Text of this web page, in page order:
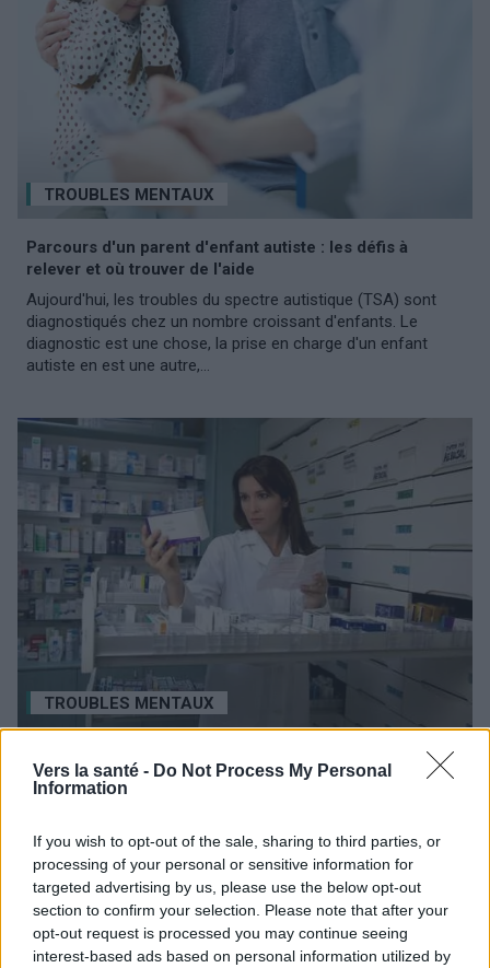
Vers la santé - Do Not Process My Personal
Information
If you wish to opt-out of the sale, sharing to third parties, or
processing of your personal or sensitive information for
targeted advertising by us, please use the below opt-out
section to confirm your selection. Please note that after your
opt-out request is processed you may continue seeing
interest-based ads based on personal information utilized by
TROUBLES MENTAUX
Parcours d'un parent d'enfant autiste : les défis à
relever et où trouver de l'aide
Aujourd'hui, les troubles du spectre autistique (TSA) sont
diagnostiqués chez un nombre croissant d'enfants. Le
diagnostic est une chose, la prise en charge d'un enfant
autiste en est une autre,...
TROUBLES MENTAUX
dépendance ? Les 5 plus grands mythes !
troubles mentaux frappent souvent l'imagination et suscitent
de fortes émotions. Elles sont...